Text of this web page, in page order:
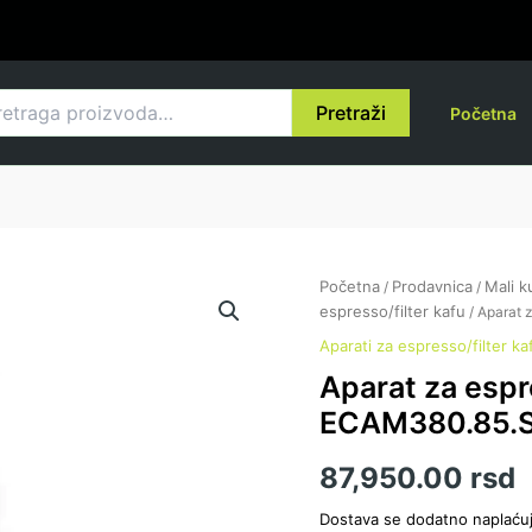
Pretraži Početna
Početna/ Prodavnica/ Mali
espresso/filter kafu / Aparat
Aparati za espresso/filter
Aparat za
87,950.00 rsd
Dostava se dodatno